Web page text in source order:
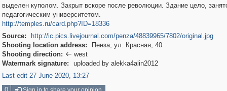
выделен куполом. Закрыт вскоре после революции. Здание цело,
педагогическим университетом.
http://temples.ru/card.php?ID=18336
Source:
http://ic.pics.livejournal.com/penza/48839965/7802/original.jpg
Shooting location address:
Пенза, ул. Красная, 40
Shooting direction:  west
Watermark signature:
uploaded by alekka4alin2012
Last edit 27 June 2020, 13:27